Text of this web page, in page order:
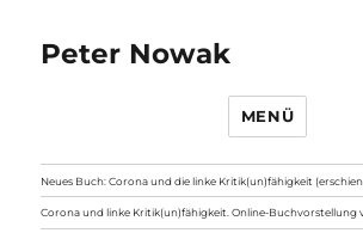
Peter Nowak
MENÜ
Neues Buch: Corona und die linke Kritik(un)fähigkeit
Corona und linke Kritik(un)fähigkeit. Online-Buchvorstellung